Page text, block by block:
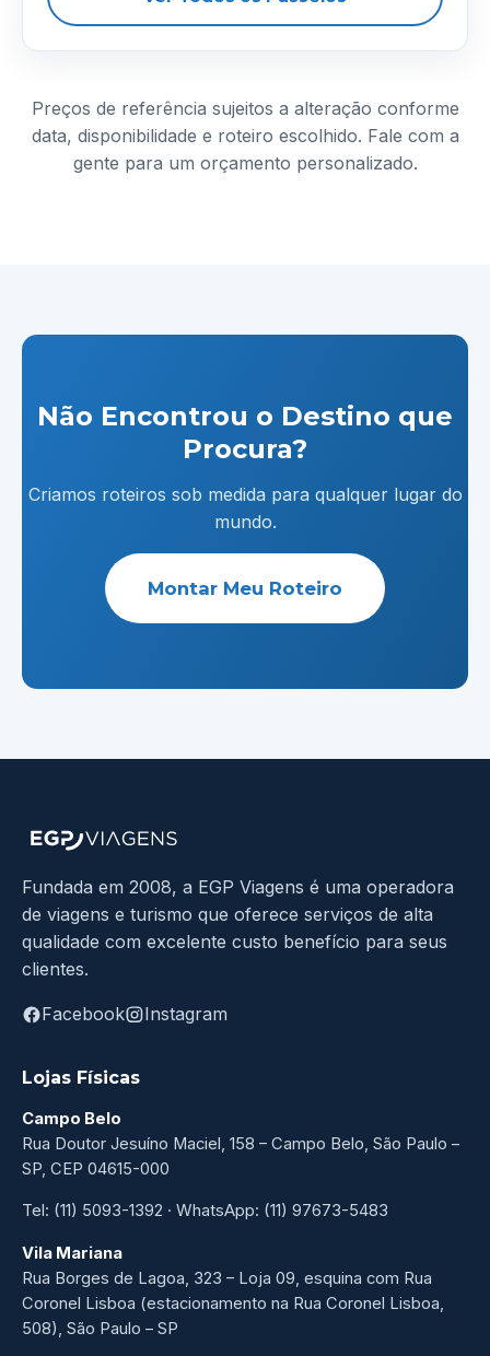
Preços de referência sujeitos a alteração conforme
data, disponibilidade e roteiro escolhido. Fale com a
gente para um orçamento personalizado.
Não Encontrou o Destino que
Procura?
Criamos roteiros sob medida para qualquer lugar do
mundo.
Montar Meu Roteiro
Fundada em 2008, a EGP Viagens é uma operadora
de viagens e turismo que oferece serviços de alta
qualidade com excelente custo benefício para seus
clientes.
Facebook Instagram
Lojas Físicas
Campo Belo
Rua Doutor Jesuíno Maciel, 158 – Campo Belo, São Paulo –
SP, CEP 04615-000
Tel: (11) 5093-1392 · WhatsApp: (11) 97673-5483
Vila Mariana
Rua Borges de Lagoa, 323 – Loja 09, esquina com Rua
Coronel Lisboa (estacionamento na Rua Coronel Lisboa,
508), São Paulo – SP